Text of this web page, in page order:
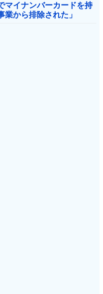
イナンバーカードを持
業から排除された」